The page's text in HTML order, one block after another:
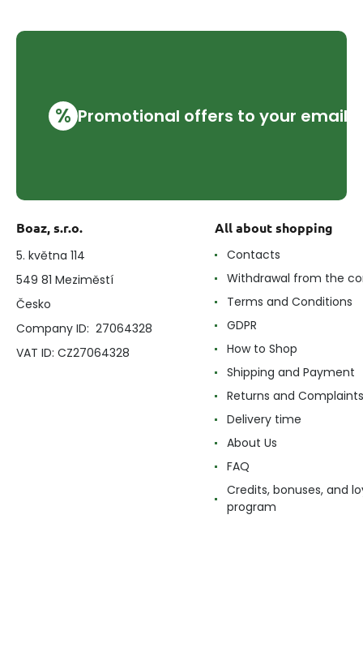
% Promotional offers to your email
Boaz, s.r.o.
5. května 114
549 81 Meziměstí
Česko
Company ID: 27064328
VAT ID: CZ27064328
All about shopping
Contacts
Withdrawal from the
Terms and Conditions
GDPR
How to Shop
Shipping and Payment
Returns and Complaints
Delivery time
About Us
FAQ
Credits, bonuses, and
program